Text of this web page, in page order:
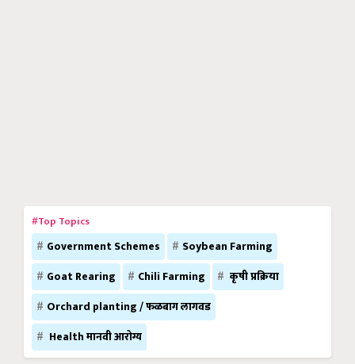
#Top Topics
Government Schemes
Soybean Farming
Goat Rearing
Chili Farming
कृषी प्रक्रिया
Orchard planting / फळबाग लागवड
Health मानवी आरोग्य